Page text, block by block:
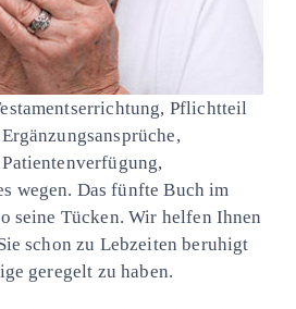
Pflichtteil
wegen. Das fünfte Buch im
seine Tücken. Wir helfen Ihnen
schon zu Lebzeiten beruhigt
geregelt zu haben.